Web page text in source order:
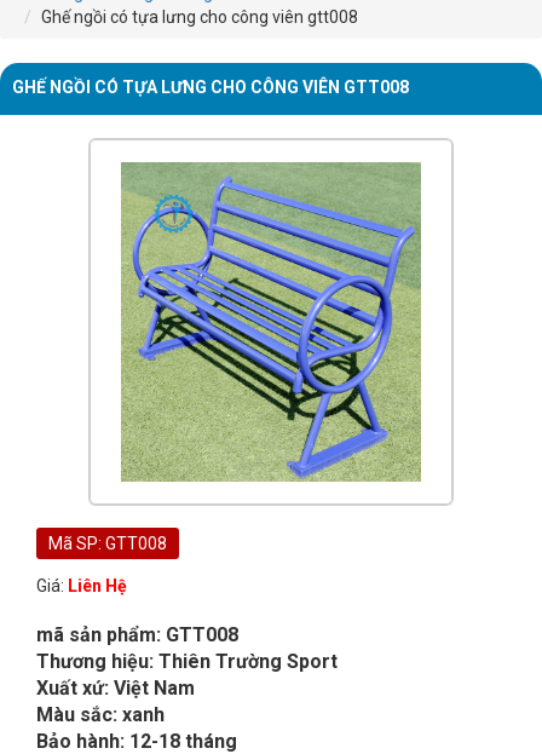
Ghế ngồi có tựa lưng cho công viên gtt008
GHẾ NGỒI CÓ TỰA LƯNG CHO CÔNG VIÊN GTT008
Mã SP: GTT008
Giá: Liên Hệ
mã sản phẩm: GTT008
Thương hiệu: Thiên Trường Sport
Xuất xứ: Việt Nam
Màu sắc: xanh
Bảo hành: 12-18 tháng